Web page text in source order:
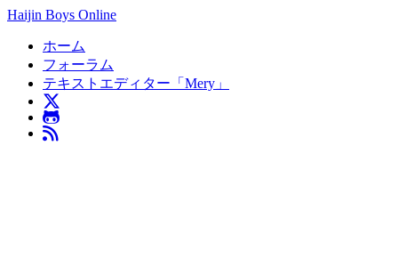
Haijin Boys Online
ホーム
フォーラム
テキストエディター「Mery」